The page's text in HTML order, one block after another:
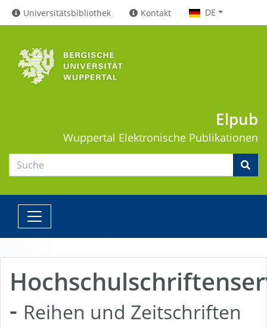
Universitätsbibliothek Kontakt DE
Elpub
Wuppertal Elektronische Publikationen
- Reihen und Zeitschriften